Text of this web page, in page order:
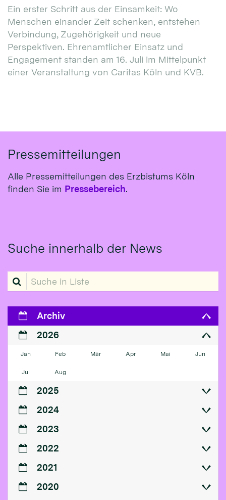
Ein erster Schritt aus der Einsamkeit: Wo
Menschen einander Zeit schenken, entstehen
Verbindung, Zugehörigkeit und neue
Perspektiven. Ehrenamtlicher Einsatz und
Engagement standen am 16. Juli im Mittelpunkt
einer Veranstaltung von Caritas Köln und KVB.
Pressemitteilungen
Alle Pressemitteilungen des Erzbistums Köln
finden Sie im Pressebereich.
Suche innerhalb der News
Suche in Liste
Archiv
2026
Jan Feb Mär Apr Mai Jun
Jul Aug
2025
2024
2023
2022
2021
2020